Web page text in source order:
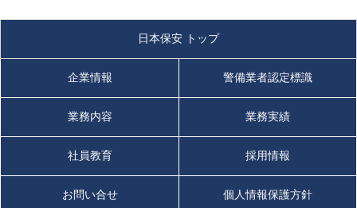
日本保安 トップ
企業情報 警備業者認定標識
業務内容 業務実績
社員教育 採用情報
お問い合せ 個人情報保護方針